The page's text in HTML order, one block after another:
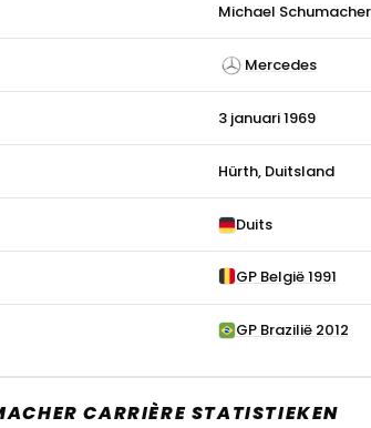
Michael Schumacher
Mercedes
3 januari 1969
Hürth, Duitsland
Duits
GP België 1991
GP Brazilië 2012
CARRIÈRE STATISTIEKEN